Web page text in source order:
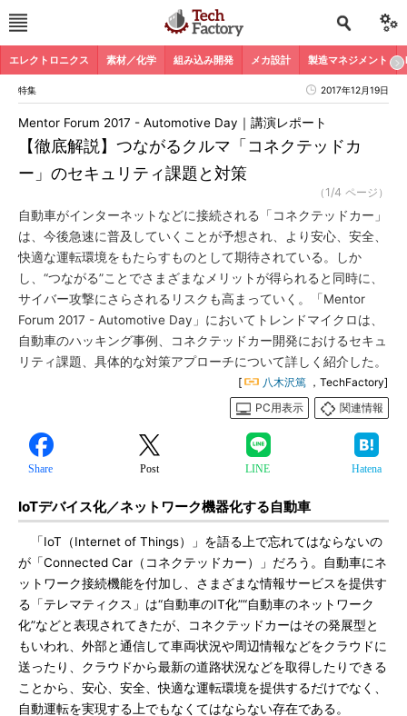
エレクトロニクス 素材／化学 組み込み開発 メカ設計 製造マネジメント
特集 2017年12月19日
【徹底解説】つながるクルマ「コネクテッドカ
ー」のセキュリティ課題と対策
Mentor Forum 2017 - Automotive Day｜講演レポート
（1/4 ページ）
自動車がインターネットなどに接続される「コネクテッドカー」
は、今後急速に普及していくことが予想され、より安心、安全、
快適な運転環境をもたらすものとして期待されている。しか
し、“つながる”ことでさまざまなメリットが得られると同時に、
サイバー攻撃にさらされるリスクも高まっていく。「Mentor
Forum 2017 - Automotive Day」においてトレンドマイクロは、
自動車のハッキング事例、コネクテッドカー開発におけるセキュ
リティ課題、具体的な対策アプローチについて詳しく紹介した。
[ 八木沢篤 ，TechFactory]
PC用表示
関連情報
Share Post LINE Hatena
IoTデバイス化／ネットワーク機器化する自動車
「IoT（Internet of Things）」を語る上で忘れてはならないの
が「Connected Car（コネクテッドカー）」だろう。自動車にネ
ットワーク接続機能を付加し、さまざまな情報サービスを提供す
る「テレマティクス」は“自動車のIT化”“自動車のネットワーク
化”などと表現されてきたが、コネクテッドカーはその発展型と
もいわれ、外部と通信して車両状況や周辺情報などをクラウドに
送ったり、クラウドから最新の道路状況などを取得したりできる
ことから、安心、安全、快適な運転環境を提供するだけでなく、
自動運転を実現する上でもなくてはならない存在である。